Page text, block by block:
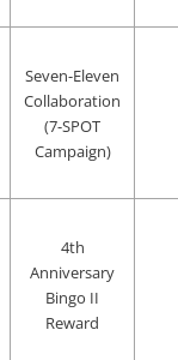
Seven-Eleven
Collaboration
(7-SPOT
Campaign)
4th
Anniversary
Bingo II
Reward